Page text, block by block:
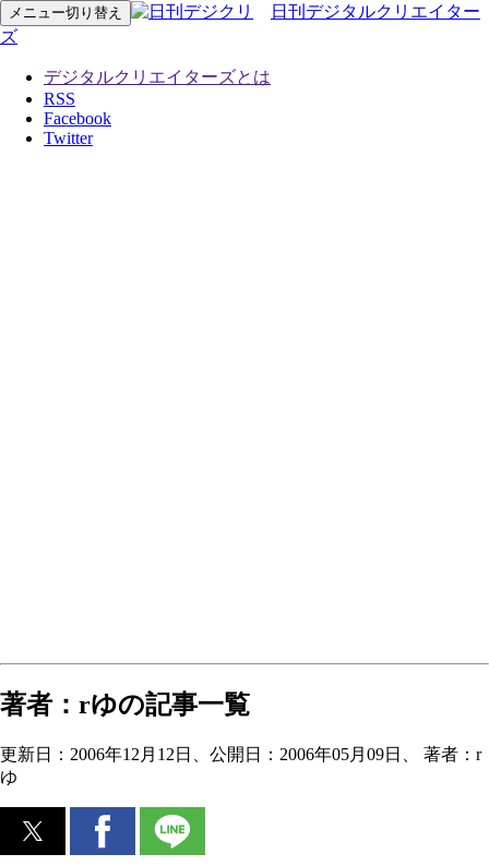
メニュー切り替え
日刊デジタルクリエイター
ズ
デジタルクリエイターズとは
RSS
Facebook
Twitter
著者：rゆの記事一覧
更新日： 2006年12月12日 、公開日：2006年05月09日、
著者：r
ゆ